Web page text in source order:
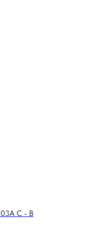
C - B